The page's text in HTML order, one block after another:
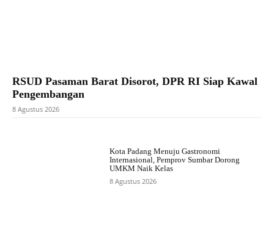
RSUD Pasaman Barat Disorot, DPR RI Siap Kawal
Pengembangan
8 Agustus 2026
Kota Padang Menuju Gastronomi
Internasional, Pemprov Sumbar Dorong
UMKM Naik Kelas
8 Agustus 2026